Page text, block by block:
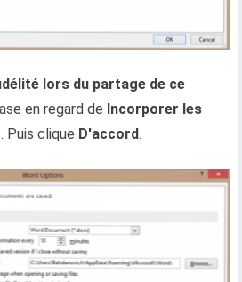
lors du partage de ce
en regard de Incorporer les
. Puis clique D'accord.